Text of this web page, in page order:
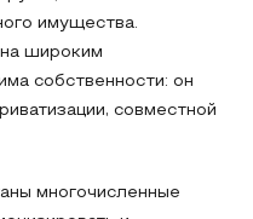
имущества.
широким
собственности: он
совместной
многочисленные